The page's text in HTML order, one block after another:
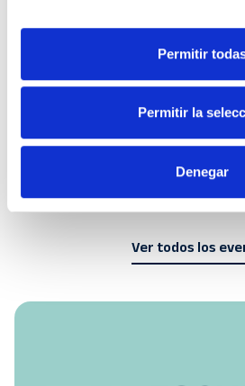
Permitir
Permitir la
Denegar
una empresa sólida
17 de septiembre de 2026
16:00-17:30h
Ver todos los